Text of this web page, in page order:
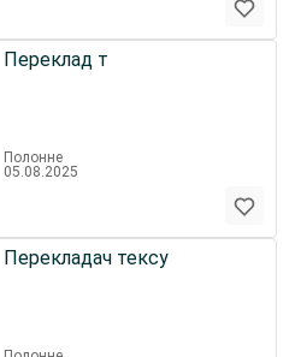
Переклад т
Полонне
05.08.2025
Перекладач тексу